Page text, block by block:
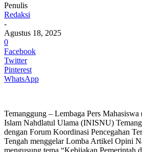
Penulis
Redaksi
-
Agustus 18, 2025
0
Facebook
Twitter
Pinterest
WhatsApp
Temanggung – Lembaga Pers
Islam Nahdlatul Ulama (INISNU)
dengan Forum Koordinasi Pencegahan
Tengah menggelar Lomba Artikel Opini
mengusung tema “Kebijakan Pemerintah